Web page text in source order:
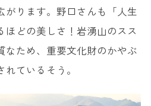
がります。野口さんも「人生
ほどの美しさ！岩湧山のスス
なため、重要文化財のかやぶ
ているそう。